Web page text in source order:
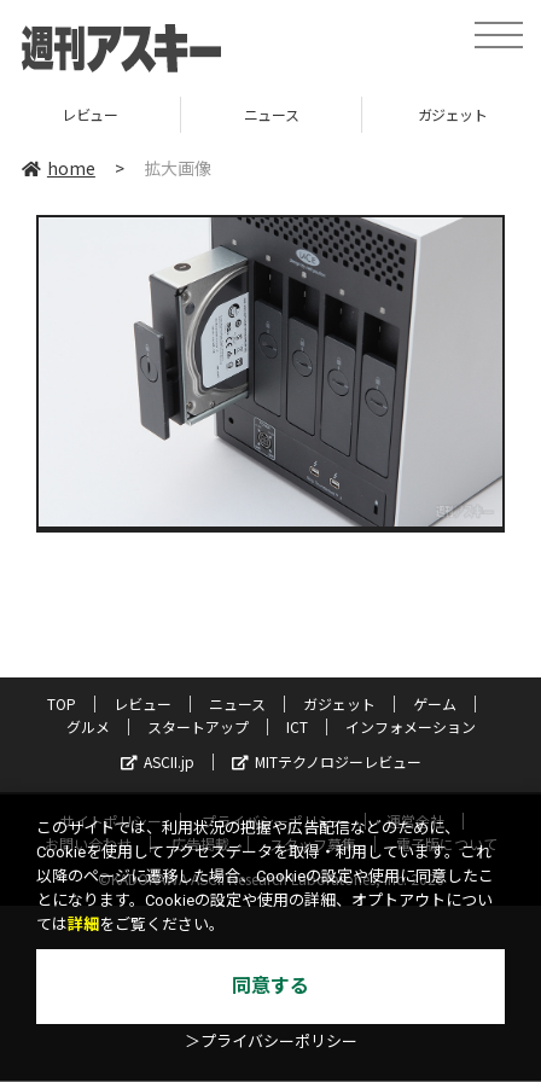
toggle
レビュー ニュース ガジェット
home > 拡大画像
TOP レビュー ニュース ガジェット
ゲーム
グルメ
スタートアップ ICT
インフォメーション
ASCII.jp
MITテクノロジーレビュー
サイトポリシー プライバシーポリシー
運営会社
お問い合わせ
広告掲載 スタッフ募集
電子版について
©KADOKAWA ASCII Research Laboratories, Inc. 2026
このサイトでは、利用状況の把握や広告配信などのために、
Cookieを使用してアクセスデータを取得・利用しています。これ
以降のページに遷移した場合、Cookieの設定や使用に同意したこ
とになります。Cookieの設定や使用の詳細、オプトアウトについ
ては詳細 をご覧ください。
同意する
＞プライバシーポリシー